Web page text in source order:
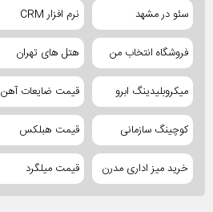
سئو در مشهد نرم افزار CRM
فروشگاه انتخاب من هتل های تهران
میکروبلیدینگ ابرو قیمت ضایعات آهن
کوچینگ سازمانی قیمت هبلکس
خرید میز اداری مدرن قیمت میلگرد